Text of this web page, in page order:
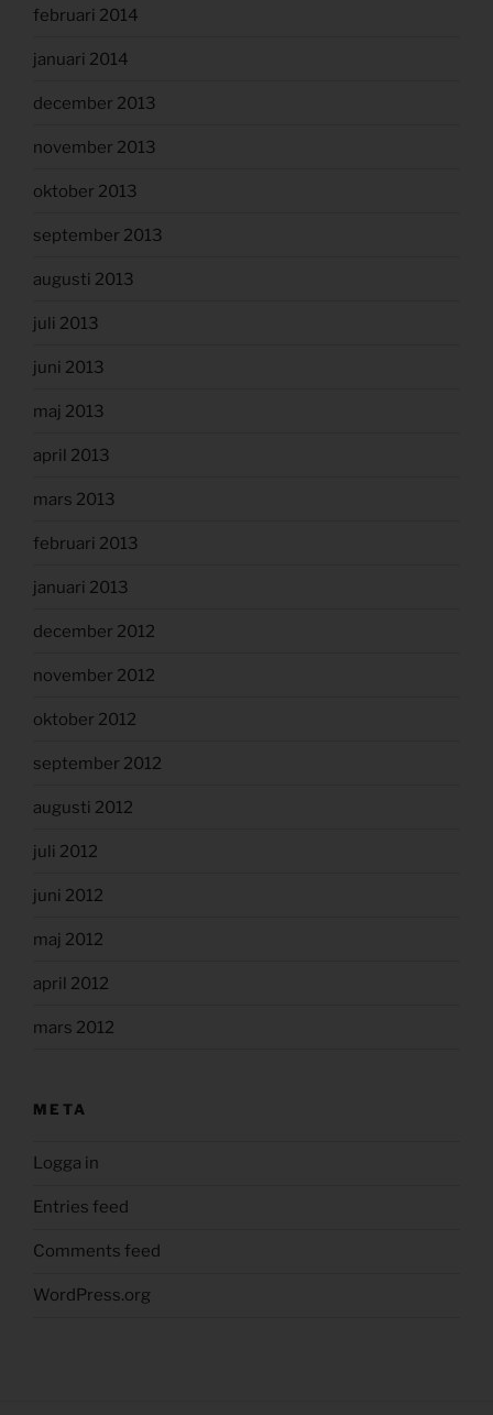
februari 2014
januari 2014
december 2013
november 2013
oktober 2013
september 2013
augusti 2013
juli 2013
juni 2013
maj 2013
april 2013
mars 2013
februari 2013
januari 2013
december 2012
november 2012
oktober 2012
september 2012
augusti 2012
juli 2012
juni 2012
maj 2012
april 2012
mars 2012
META
Logga in
Entries feed
Comments feed
WordPress.org